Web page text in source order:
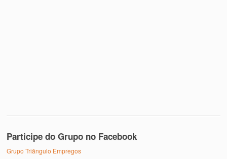
Participe do Grupo no Facebook
Grupo Triângulo Empregos